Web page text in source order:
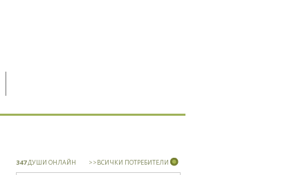
347ДУШИ ОНЛАЙН >>ВСИЧКИ ПОТРЕБИТЕЛИ